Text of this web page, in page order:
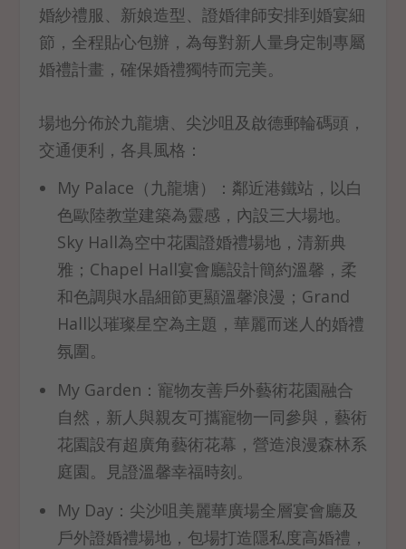
婚紗禮服、新娘造型、證婚律師安排到婚宴細
節，全程貼心包辦，為每對新人量身定制專屬
婚禮計畫，確保婚禮獨特而完美。
場地分佈於九龍塘、尖沙咀及啟德郵輪碼頭，
交通便利，各具風格：
My Palace（九龍塘）：鄰近港鐵站，以白
色歐陸教堂建築為靈感，內設三大場地。
Sky Hall為空中花園證婚禮場地，清新典
雅；Chapel Hall宴會廳設計簡約溫馨，柔
和色調與水晶細節更顯溫馨浪漫；Grand
Hall以璀璨星空為主題，華麗而迷人的婚禮
氛圍。
My Garden：寵物友善戶外藝術花園融合
自然，新人與親友可攜寵物一同參與，藝術
花園設有超廣角藝術花幕，營造浪漫森林系
庭園。見證溫馨幸福時刻。
My Day：尖沙咀美麗華廣場全層宴會廳及
戶外證婚禮場地，包場打造隱私度高婚禮，